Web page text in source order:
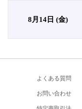
8月14日 (金)
よくある質問
お問い合わせ